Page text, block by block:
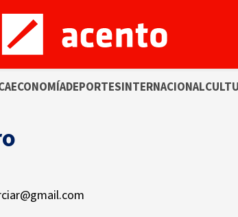
ECONOMÍADEPORTESINTERNACIONAL